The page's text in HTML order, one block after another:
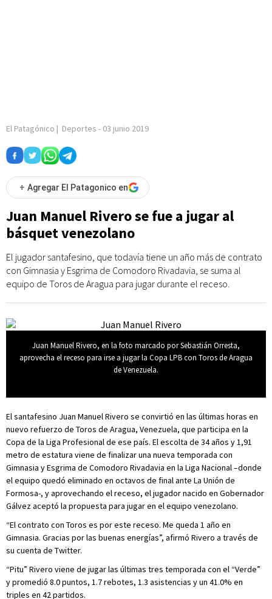
El Patagónico | Deportes - 03 junio 2019
+ Agregar El Patagonico en
Juan Manuel Rivero se fue a jugar al
básquet venezolano
El jugador santafesino, que todavía tiene un año más de contrato
con Gimnasia y Esgrima de Comodoro Rivadavia, se suma al
equipo de Toros de Aragua para jugar durante el receso.
Juan Manuel Rivero, en la foto marcado por Sebastián Orresta,
aprovecha el receso para irse a jugar la Copa LPB con Toros de Aragua
de Venezuela.
El santafesino Juan Manuel Rivero se convirtió en las últimas horas en
nuevo refuerzo de Toros de Aragua, Venezuela, que participa en la
Copa de la Liga Profesional de ese país. El escolta de 34 años y 1,91
metro de estatura viene de finalizar una nueva temporada con
Gimnasia y Esgrima de Comodoro Rivadavia en la Liga Nacional –donde
el equipo quedó eliminado en octavos de final ante La Unión de
Formosa-, y aprovechando el receso, el jugador nacido en Gobernador
Gálvez aceptó la propuesta para jugar en el equipo venezolano.
“El contrato con Toros es por este receso. Me queda 1 año en
Gimnasia. Gracias por las buenas energías”, afirmó Rivero a través de
su cuenta de Twitter.
“Pitu” Rivero viene de jugar las últimas tres temporada con el “Verde”
y promedió 8.0 puntos, 1.7 rebotes, 1.3 asistencias y un 41.0% en
triples en 42 partidos.